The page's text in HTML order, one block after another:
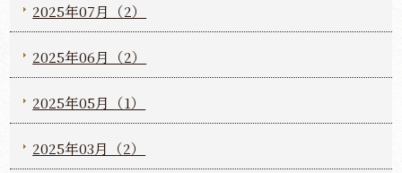
2025年07月（2）
2025年06月（2）
2025年05月（1）
2025年03月（2）